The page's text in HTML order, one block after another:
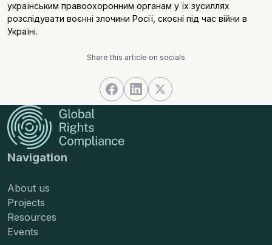
українським правоохоронним органам у їх зусиллях
розслідувати воєнні злочини Росії, скоєні під час війни в
Україні.
Share this article on socials
Navigation
About us
Projects
Resources
Events